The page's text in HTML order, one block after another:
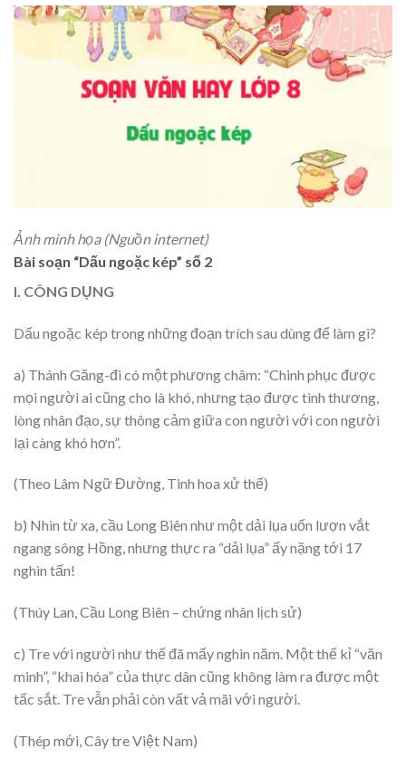
Ảnh minh họa (Nguồn internet)
Bài soạn “Dấu ngoặc kép” số 2
I. CÔNG DỤNG
Dấu ngoặc kép trong những đoạn trích sau dùng để làm gì?
a) Thánh Găng-đi có một phương châm: “Chinh phục được
mọi người ai cũng cho là khó, nhưng tạo được tình thương,
lòng nhân đạo, sự thông cảm giữa con người với con người
lại càng khó hơn”.
(Theo Lâm Ngữ Đường, Tinh hoa xử thế)
b) Nhìn từ xa, cầu Long Biên như một dải lụa uốn lượn vắt
ngang sông Hồng, nhưng thực ra “dải lụa” ấy nặng tới 17
nghìn tấn!
(Thúy Lan, Cầu Long Biên – chứng nhân lịch sử)
c) Tre với người như thế đã mấy nghìn năm. Một thế kỉ “văn
minh”, “khai hóa” của thực dân cũng không làm ra được một
tấc sắt. Tre vẫn phải còn vất vả mãi với người.
(Thép mới, Cây tre Việt Nam)